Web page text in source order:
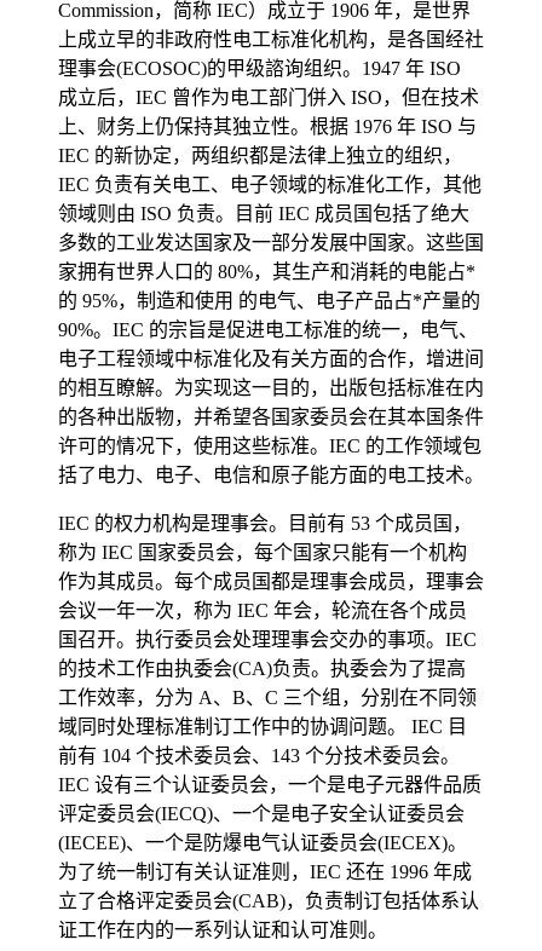
Commission，简称 IEC）成立于 1906 年，是世界
上成立早的非政府性电工标准化机构，是各国经社
理事会(ECOSOC)的甲级諮询组织。1947 年 ISO
成立后，IEC 曾作为电工部门併入 ISO，但在技术
上、财务上仍保持其独立性。根据 1976 年 ISO 与
IEC 的新协定，两组织都是法律上独立的组织，
IEC 负责有关电工、电子领域的标准化工作，其他
领域则由 ISO 负责。目前 IEC 成员国包括了绝大
多数的工业发达国家及一部分发展中国家。这些国
家拥有世界人口的 80%，其生产和消耗的电能占*
的 95%，制造和使用 的电气、电子产品占*产量的
90%。IEC 的宗旨是促进电工标准的统一，电气、
电子工程领域中标准化及有关方面的合作，增进间
的相互瞭解。为实现这一目的，出版包括标准在内
的各种出版物，并希望各国家委员会在其本国条件
许可的情况下，使用这些标准。IEC 的工作领域包
括了电力、电子、电信和原子能方面的电工技术。
IEC 的权力机构是理事会。目前有 53 个成员国，
称为 IEC 国家委员会，每个国家只能有一个机构
作为其成员。每个成员国都是理事会成员，理事会
会议一年一次，称为 IEC 年会，轮流在各个成员
国召开。执行委员会处理理事会交办的事项。IEC
的技术工作由执委会(CA)负责。执委会为了提高
工作效率，分为 A、B、C 三个组，分别在不同领
域同时处理标准制订工作中的协调问题。 IEC 目
前有 104 个技术委员会、143 个分技术委员会。
IEC 设有三个认证委员会，一个是电子元器件品质
评定委员会(IECQ)、一个是电子安全认证委员会
(IECEE)、一个是防爆电气认证委员会(IECEX)。
为了统一制订有关认证准则，IEC 还在 1996 年成
立了合格评定委员会(CAB)，负责制订包括体系认
证工作在内的一系列认证和认可准则。